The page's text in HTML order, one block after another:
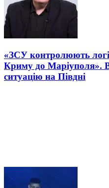
«ЗСУ контролюють
Криму до Маріуполя».
ситуацію на Півдні